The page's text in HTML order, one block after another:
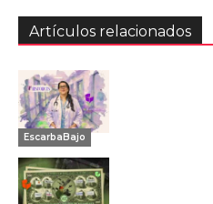
Artículos relacionados
EscarbaBajo